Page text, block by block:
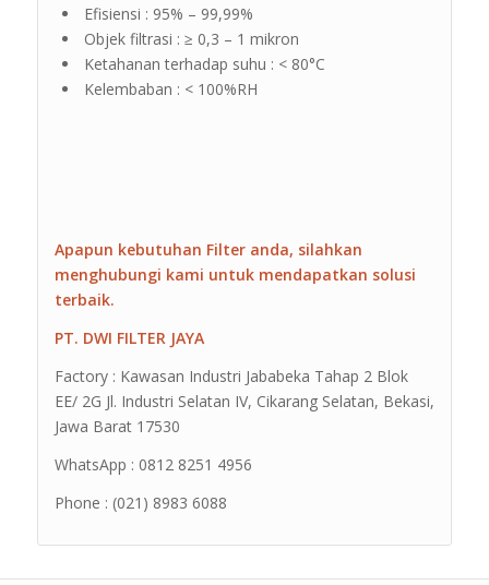
Efisiensi : 95% – 99,99%
Objek filtrasi : ≥ 0,3 – 1 mikron
Ketahanan terhadap suhu : < 80°C
Kelembaban : < 100%RH
Apapun kebutuhan Filter anda, silahkan
menghubungi kami untuk mendapatkan solusi
terbaik.
PT. DWI FILTER JAYA
Factory : Kawasan Industri Jababeka Tahap 2 Blok
EE/ 2G Jl. Industri Selatan IV, Cikarang Selatan, Bekasi,
Jawa Barat 17530
WhatsApp : 0812 8251 4956
Phone : (021) 8983 6088